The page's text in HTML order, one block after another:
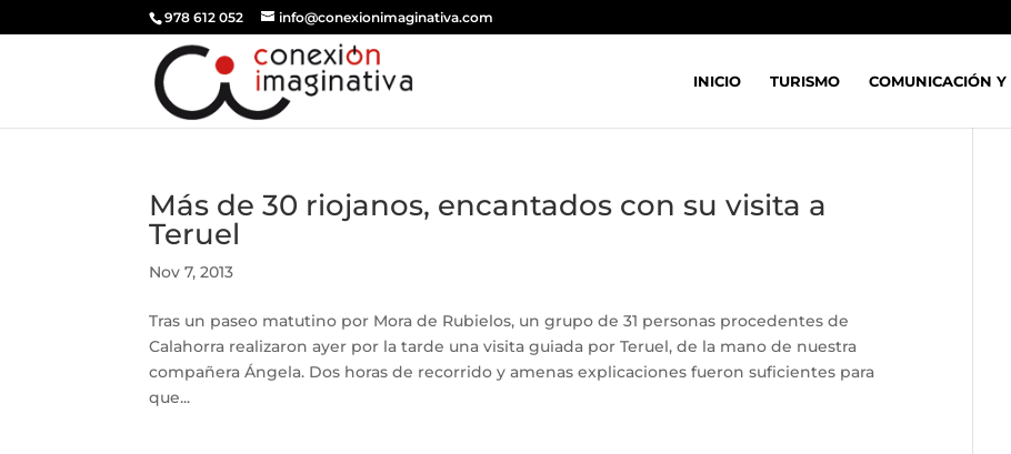
978 612 052 info@conexionimaginativa.com
INICIO TURISMO COMUNICACIÓN Y
Más de 30 riojanos, encantados con su visita a
Teruel
Nov 7, 2013
Tras un paseo matutino por Mora de Rubielos, un grupo de 31 personas procedentes de
Calahorra realizaron ayer por la tarde una visita guiada por Teruel, de la mano de nuestra
compañera Ángela. Dos horas de recorrido y amenas explicaciones fueron suficientes para
que...